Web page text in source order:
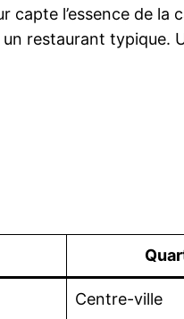
l’essence de
un restaurant typique.
Centre-ville